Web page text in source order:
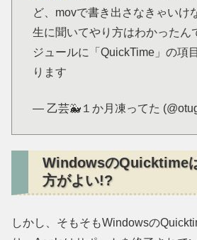
ど、movで書き出さなきゃいけ
生に聞いてやり方はわかったん
ジュールに「QuickTime」の項
ります
— 乙芸🐳１か月凍ってた
WindowsのQuicktime
方がよい!?
しかし、そもそもWindowsの